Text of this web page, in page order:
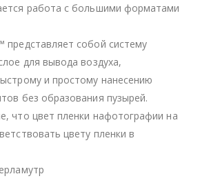
работа с большими форматами
представляет собой систему
для вывода воздуха,
и простому нанесению
без образования пузырей.
что цвет пленки нафотографии на
цвету пленки в